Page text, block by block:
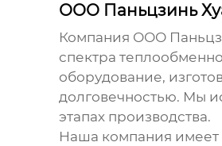
ООО Паньцзинь
Компания ООО
спектра
оборудование,
долговечностью. Мы
этапах производства.
Наша компания имеет